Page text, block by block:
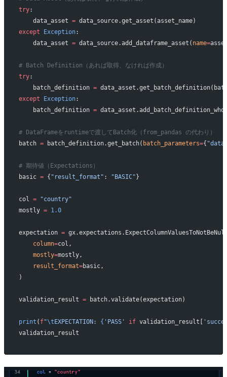
try:
    data_asset
= data_source.get_asset(asset_name)
except Exception:
    data_asset
= data_source.add_dataframe_asset( name=
# Batch Definition（あれば取得、なければ作成）
try:
    batch_definition
=
except Exception:
    batch_definition
=
# DataFrameをruntimeで渡してBatch化（from_pandas の代わり）
batch = batch_definition.get_batch( batch_parameters={
# 期待値（Expectations）
basic = { "result_format" : "BASIC" }
col = "country"
mostly = 1.0
expectation =
    column
=col,
    mostly
=mostly,
    result_format
=basic,
)
validation_result = batch.validate(expectation)
print ( f"\t EXPECTATION: { 'PASS' if validation_result[
validation_result